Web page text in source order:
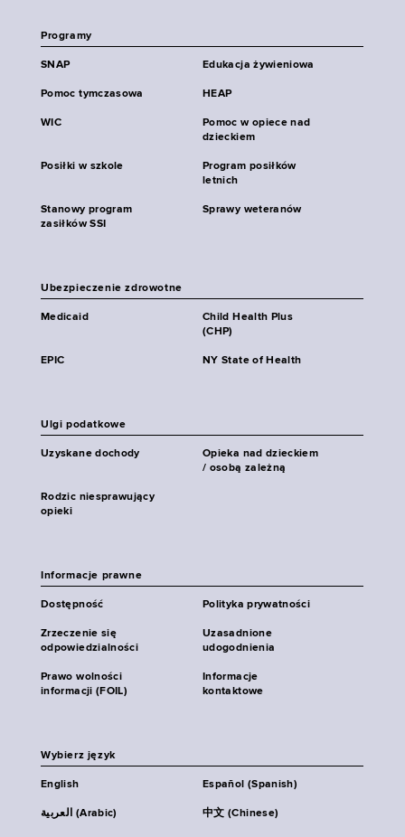
Programy
SNAP Edukacja żywieniowa
Pomoc tymczasowa HEAP
WIC
Pomoc w opiece nad
dzieckiem
Posiłki w szkole
Program posiłków
letnich
Stanowy program
zasiłków SSI
Sprawy weteranów
Ubezpieczenie zdrowotne
Medicaid
Child Health Plus
(CHP)
EPIC NY State of Health
Ulgi podatkowe
Uzyskane dochody
Opieka nad dzieckiem
/ osobą zależną
Rodzic niesprawujący
opieki
Informacje prawne
Dostępność Polityka prywatności
Zrzeczenie się
odpowiedzialności
Uzasadnione
udogodnienia
Prawo wolności
informacji (FOIL)
Informacje
kontaktowe
Wybierz język
English Español (Spanish)
العربية (Arabic) 中文 (Chinese)